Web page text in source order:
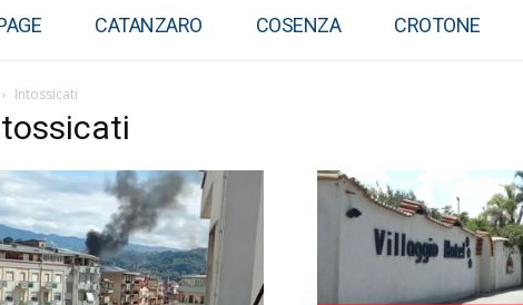
CATANZARO COSENZA CROTONE
Intossicati